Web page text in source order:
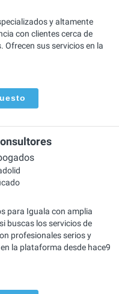
y altamente
con clientes cerca de
Ofrecen sus servicios en la
para Iguala con amplia
buscas los servicios de
profesionales serios y
la plataforma desde hace9